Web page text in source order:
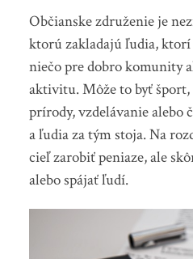
Občianske združenie je
ktorú zakladajú ľudia,
niečo pre dobro komunity
aktivitu. Môže to byť
prírody, vzdelávanie alebo
a ľudia za tým stoja. Na
cieľ zarobiť peniaze, ale
alebo spájať ľudí.